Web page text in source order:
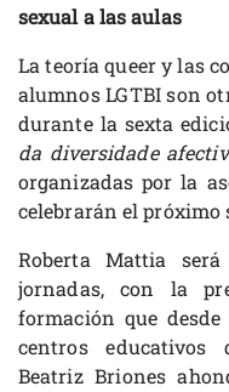
sexual a las aulas
La teoría queer y las
alumnos LGTBI son
durante la sexta
da diversidade
organizadas por la
celebrarán el próximo
Roberta Mattia
jornadas, con la
formación que
centros educativos
Beatriz Briones